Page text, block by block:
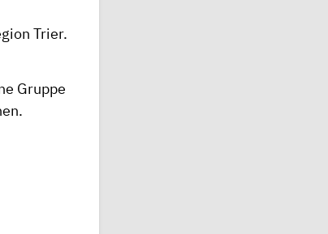
Trier.
Gruppe